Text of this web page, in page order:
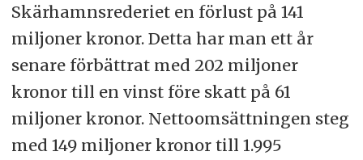
Skärhamnsrederiet en förlust på 141
miljoner kronor. Detta har man ett år
senare förbättrat med 202 miljoner
kronor till en vinst före skatt på 61
miljoner kronor. Nettoomsättningen steg
med 149 miljoner kronor till 1.995